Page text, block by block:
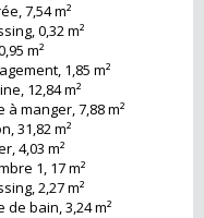
7,54 m²
0,32 m²
m²
1,85 m²
12,84 m²
à manger, 7,88 m²
31,82 m²
4,03 m²
1, 17 m²
2,27 m²
de bain, 3,24 m²